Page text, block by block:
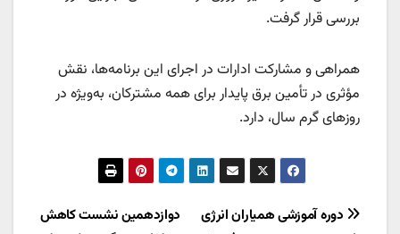
بررسی قرار گرفت.
همراهی و مشارکت ادارات در اجرای این برنامه‌ها، نقش
مؤثری در تأمین برق پایدار برای همه مشترکان، به‌ویژه در
روزهای گرم سال، دارد.
راهبری
دوازدهمین نشست کاهش
دوره آموزشی همیاران انرژی